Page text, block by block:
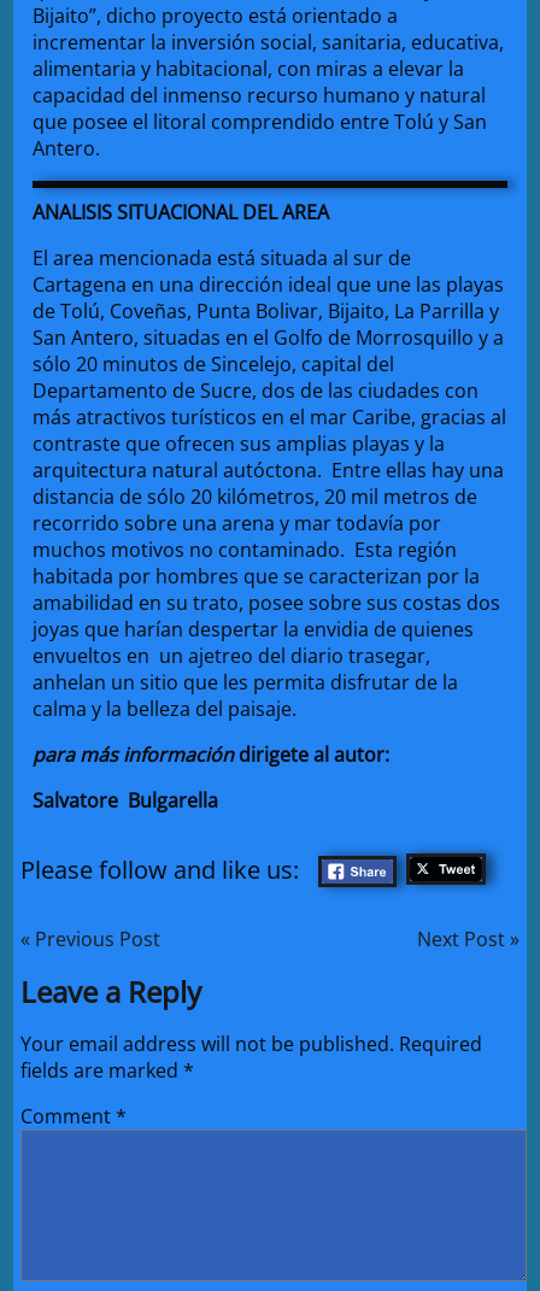
Bijaito”, dicho proyecto está orientado a
incrementar la inversión social, sanitaria, educativa,
alimentaria y habitacional, con miras a elevar la
capacidad del inmenso recurso humano y natural
que posee el litoral comprendido entre Tolú y San
Antero.
ANALISIS SITUACIONAL DEL AREA
El area mencionada está situada al sur de
Cartagena en una dirección ideal que une las playas
de Tolú, Coveñas, Punta Bolivar, Bijaito, La Parrilla y
San Antero, situadas en el Golfo de Morrosquillo y a
sólo 20 minutos de Sincelejo, capital del
Departamento de Sucre, dos de las ciudades con
más atractivos turísticos en el mar Caribe, gracias al
contraste que ofrecen sus amplias playas y la
arquitectura natural autóctona. Entre ellas hay una
distancia de sólo 20 kilómetros, 20 mil metros de
recorrido sobre una arena y mar todavía por
muchos motivos no contaminado. Esta región
habitada por hombres que se caracterizan por la
amabilidad en su trato, posee sobre sus costas dos
joyas que harían despertar la envidia de quienes
envueltos en un ajetreo del diario trasegar,
anhelan un sitio que les permita disfrutar de la
calma y la belleza del paisaje.
para más informacióndirigete al autor:
Salvatore Bulgarella
Please follow and like us:
« Previous Post Next Post »
Leave a Reply
Your email address will not be published. Required
fields are marked*
Comment*